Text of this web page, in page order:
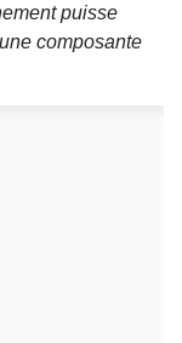
puisse
composante